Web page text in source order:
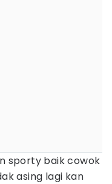
sporty baik cowok
asing lagi kan